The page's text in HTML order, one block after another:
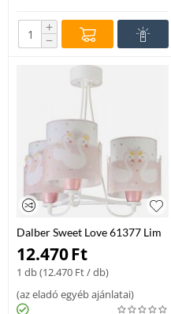
+
−
Dalber Sweet Love 61377 Lim
Csillar Gyerekszobaba
Muanyag E27 lámpa
12.470Ft
1 db (12.470 Ft/ db)
(az eladó egyéb ajánlatai)